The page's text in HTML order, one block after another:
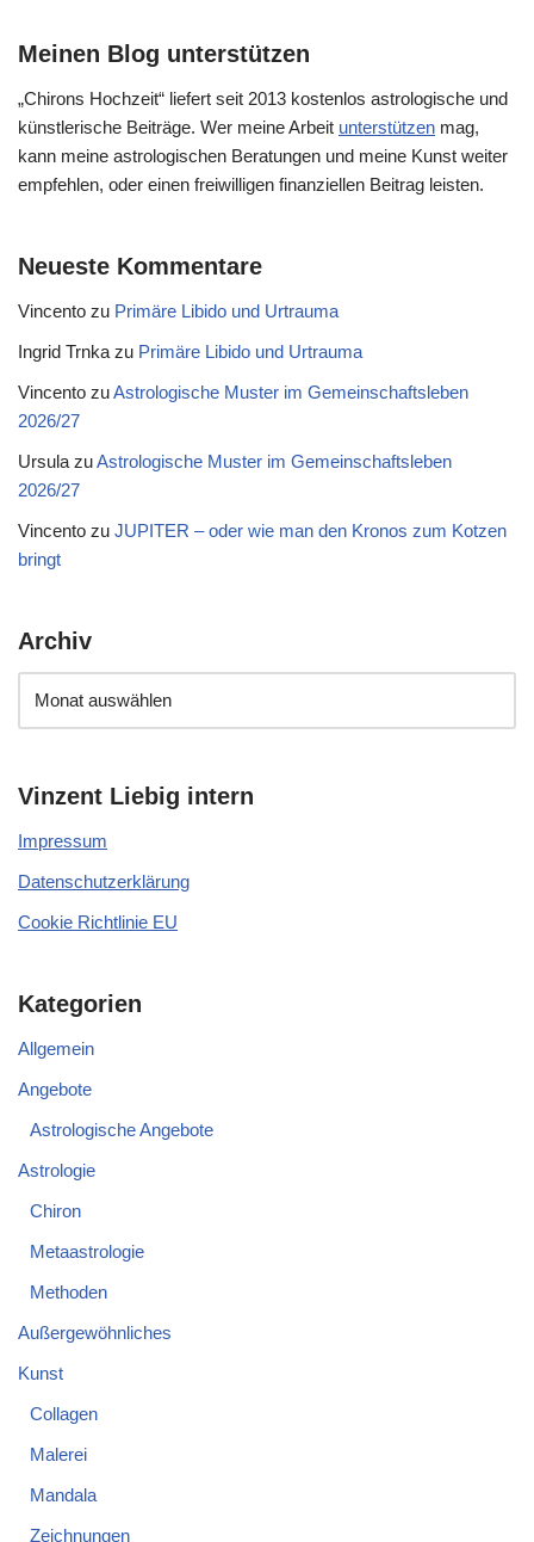
Meinen Blog unterstützen
„Chirons Hochzeit“ liefert seit 2013 kostenlos astrologische und
künstlerische Beiträge. Wer meine Arbeit unterstützen mag,
kann meine astrologischen Beratungen und meine Kunst weiter
empfehlen, oder einen freiwilligen finanziellen Beitrag leisten.
Neueste Kommentare
Vincento zu Primäre Libido und Urtrauma
Ingrid Trnka zu Primäre Libido und Urtrauma
Vincento zuAstrologische Muster im Gemeinschaftsleben
2026/27
Ursula zuAstrologische Muster im Gemeinschaftsleben
2026/27
Vincento zu JUPITER – oder wie man den Kronos zum Kotzen
bringt
Archiv
Vinzent Liebig intern
Impressum
Datenschutzerklärung
Cookie Richtlinie EU
Kategorien
Allgemein
Angebote
Astrologische Angebote
Astrologie
Chiron
Metaastrologie
Methoden
Außergewöhnliches
Kunst
Collagen
Malerei
Mandala
Zeichnungen